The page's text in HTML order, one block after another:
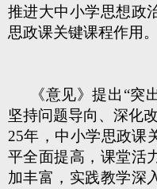
推进大中小学思想政
思政课关键课程作用。
《意见》提出“突
坚持问题导向、深化
25年，中小学思政课
平全面提高，课堂活
加丰富，实践教学深